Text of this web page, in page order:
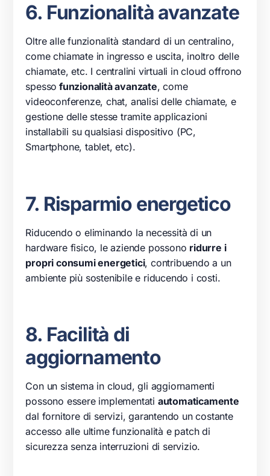
6. Funzionalità avanzate
Oltre alle funzionalità standard di un centralino,
come chiamate in ingresso e uscita, inoltro delle
chiamate, etc. I centralini virtuali in cloud offrono
spesso funzionalità avanzate, come
videoconferenze, chat, analisi delle chiamate, e
gestione delle stesse tramite applicazioni
installabili su qualsiasi dispositivo (PC,
Smartphone, tablet, etc).
7. Risparmio energetico
Riducendo o eliminando la necessità di un
hardware fisico, le aziende possono ridurre i
propri consumi energetici, contribuendo a un
ambiente più sostenibile e riducendo i costi.
8. Facilità di
aggiornamento
Con un sistema in cloud, gli aggiornamenti
possono essere implementati automaticamente
dal fornitore di servizi, garantendo un costante
accesso alle ultime funzionalità e patch di
sicurezza senza interruzioni di servizio.